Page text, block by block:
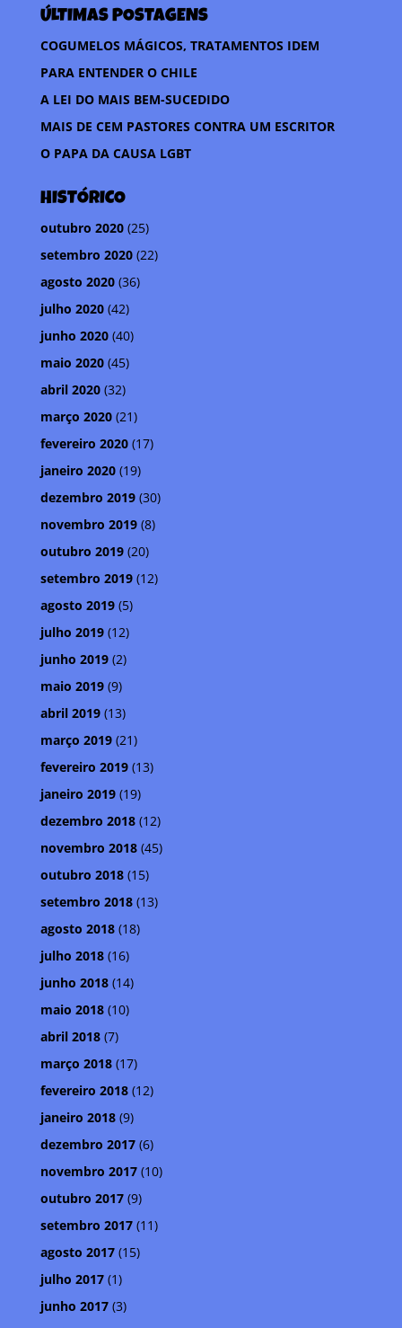
ÚLTIMAS POSTAGENS
COGUMELOS MÁGICOS, TRATAMENTOS IDEM
PARA ENTENDER O CHILE
A LEI DO MAIS BEM-SUCEDIDO
MAIS DE CEM PASTORES CONTRA UM ESCRITOR
O PAPA DA CAUSA LGBT
HISTÓRICO
outubro 2020(25)
setembro 2020(22)
agosto 2020(36)
julho 2020(42)
junho 2020(40)
maio 2020(45)
abril 2020(32)
março 2020(21)
fevereiro 2020(17)
janeiro 2020(19)
dezembro 2019(30)
novembro 2019(8)
outubro 2019(20)
setembro 2019(12)
agosto 2019(5)
julho 2019(12)
junho 2019(2)
maio 2019(9)
abril 2019(13)
março 2019(21)
fevereiro 2019(13)
janeiro 2019(19)
dezembro 2018(12)
novembro 2018(45)
outubro 2018(15)
setembro 2018(13)
agosto 2018(18)
julho 2018(16)
junho 2018(14)
maio 2018(10)
abril 2018(7)
março 2018(17)
fevereiro 2018(12)
janeiro 2018(9)
dezembro 2017(6)
novembro 2017(10)
outubro 2017(9)
setembro 2017(11)
agosto 2017(15)
julho 2017(1)
junho 2017(3)